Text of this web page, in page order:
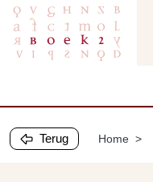
Terug Home